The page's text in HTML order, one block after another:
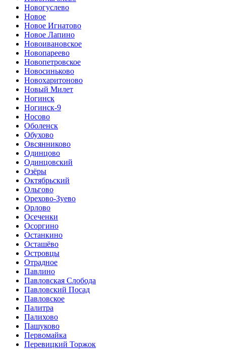
Новогуслево
Новое
Новое Игнатово
Новое Лапино
Новоивановское
Новопареево
Новопетровское
Новосиньково
Новохаритоново
Новый Милет
Ногинск
Ногинск-9
Носово
Оболенск
Обухово
Овсянниково
Одинцово
Одинцовский
Озёры
Октябрьский
Ольгово
Орехово-Зуево
Орлово
Осеченки
Осоргино
Останкино
Осташёво
Островцы
Отрадное
Павлино
Павловская Слобода
Павловский Посад
Павловское
Палитра
Палихово
Пашуково
Первомайка
Перевицкий Торжок